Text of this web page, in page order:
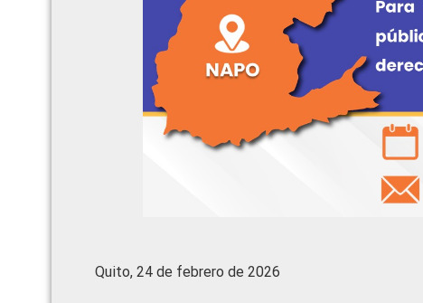
Quito, 24 de febrero de 2026